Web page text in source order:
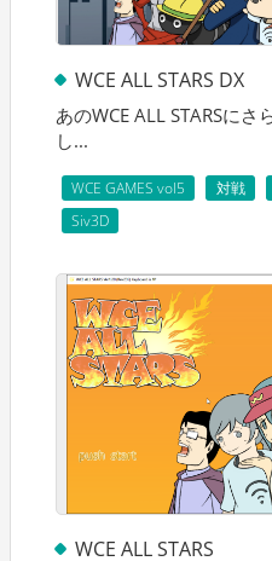
WCE ALL STARS DX
あのWCE ALL STARSに
し...
WCE GAMES vol5 対戦
Siv3D
WCE ALL STARS